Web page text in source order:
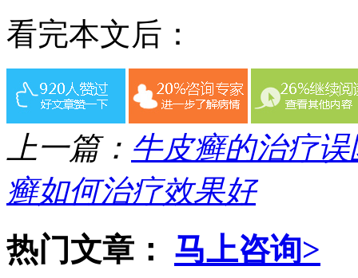
看完本文后：
上一篇： 牛皮癣的治疗
癣如何治疗效果好
热门文章： 马上咨询>